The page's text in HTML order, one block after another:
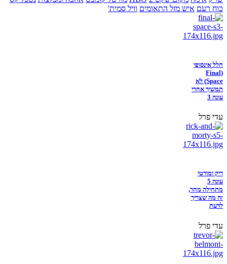
כוח רעם איש מזל התאומים וויל סמית'
חלל אינסופי
(Final
Space) לא
תמשיך אחרי
עונה 3
עדי פרל
ריק ומורטי
עונה 5
מתחילה מחר,
זה מה שצריך
לדעת
עדי פרל